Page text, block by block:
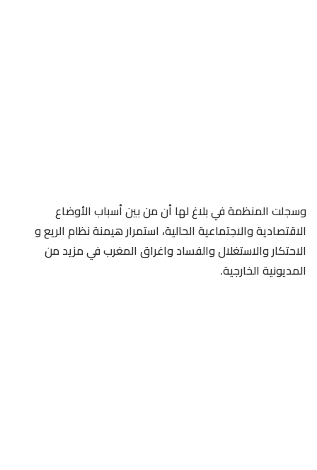
وسجلت المنظمة في بلاغ لها أن من بين أسباب الأوضاع
الاقتصادية والاجتماعية الحالية، استمرار هيمنة نظام الريع و
الاحتكار والاستغلال والفساد واغراق المغرب في مزيد من
المديونية الخارجية.